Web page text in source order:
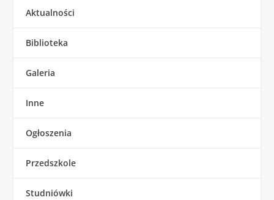
Aktualności
Biblioteka
Galeria
Inne
Ogłoszenia
Przedszkole
Studniówki